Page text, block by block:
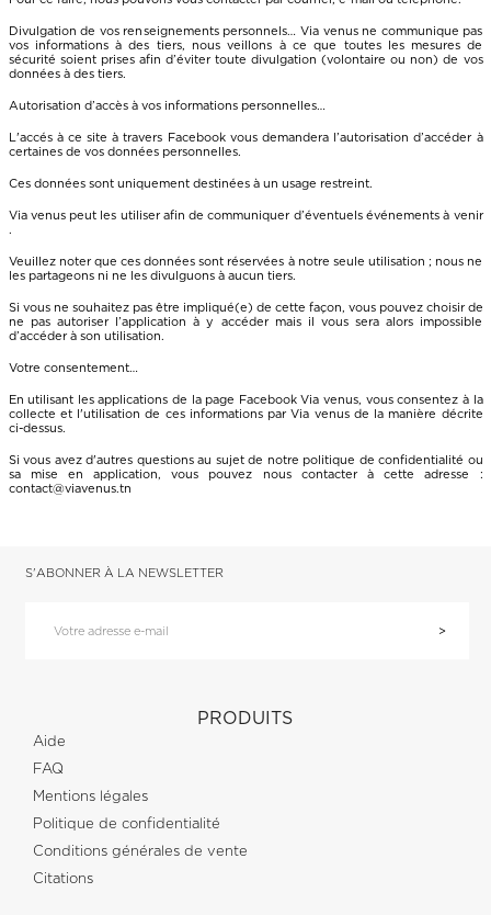
Divulgation de vos renseignements personnels… Via venus ne communique pas
vos informations à des tiers, nous veillons à ce que toutes les mesures de
sécurité soient prises afin d’éviter toute divulgation (volontaire ou non) de vos
données à des tiers.
Autorisation d’accès à vos informations personnelles…
L'accés à ce site à travers Facebook vous demandera l’autorisation d’accéder à
certaines de vos données personnelles.
Ces données sont uniquement destinées à un usage restreint.
Via venus peut les utiliser afin de communiquer d’éventuels événements à venir
.
Veuillez noter que ces données sont réservées à notre seule utilisation ; nous ne
les partageons ni ne les divulguons à aucun tiers.
Si vous ne souhaitez pas être impliqué(e) de cette façon, vous pouvez choisir de
ne pas autoriser l’application à y accéder mais il vous sera alors impossible
d’accéder à son utilisation.
Votre consentement…
En utilisant les applications de la page Facebook Via venus, vous consentez à la
collecte et l'utilisation de ces informations par Via venus de la manière décrite
ci-dessus.
Si vous avez d'autres questions au sujet de notre politique de confidentialité ou
sa mise en application, vous pouvez nous contacter à cette adresse :
contact@viavenus.tn
S'ABONNER À LA NEWSLETTER
PRODUITS
Aide
FAQ
Mentions légales
Politique de confidentialité
Conditions générales de vente
Citations